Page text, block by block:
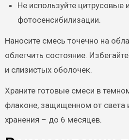
Не используйте цитрусовые
фотосенсибилизации.
Наносите смесь точечно на
облегчить состояние.
и слизистых оболочек.
Храните готовые смеси в
флаконе, защищенном от света
хранения – до 6 месяцев.